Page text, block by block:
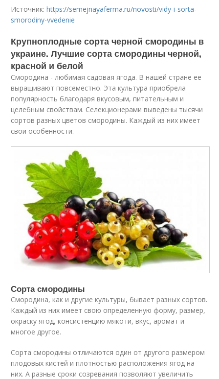
Источник:https://semejnayaferma.ru/novosti/vidy-i-sorta-
smorodiny-vvedenie
Крупноплодные сорта черной смородины в
украине. Лучшие сорта смородины черной,
красной и белой
Смородина - любимая садовая ягода. В нашей стране ее
выращивают повсеместно. Эта культура приобрела
популярность благодаря вкусовым, питательным и
целебным свойствам. Селекционерами выведены тысячи
сортов разных цветов смородины. Каждый из них имеет
свои особенности.
Сорта смородины
Смородина, как и другие культуры, бывает разных сортов.
Каждый из них имеет свою определенную форму, размер,
окраску ягод, консистенцию мякоти, вкус, аромат и
многое другое.
Сорта смородины отличаются один от другого размером
плодовых кистей и плотностью расположения ягод на
них. А разные сроки созревания позволяют увеличить